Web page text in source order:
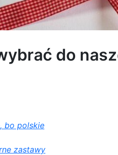
do
bo polskie
zastawy